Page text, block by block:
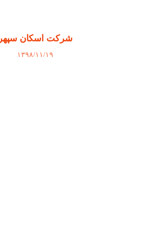
شرکت اسکان سپهر
۱۳۹۸/۱۱/۱۹